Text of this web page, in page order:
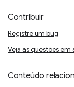
Contribuir
Registre um bug
Veja as questões em
Conteúdo